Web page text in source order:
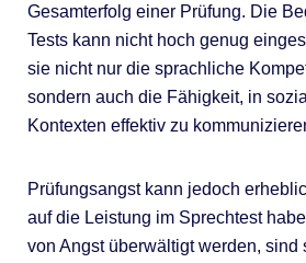
Gesamterfolg einer Prüfung. Die
Tests kann nicht hoch genug
sie nicht nur die sprachliche
sondern auch die Fähigkeit, in
Kontexten effektiv zu
Prüfungsangst kann jedoch
auf die Leistung im Sprechtest
von Angst überwältigt werden, sind